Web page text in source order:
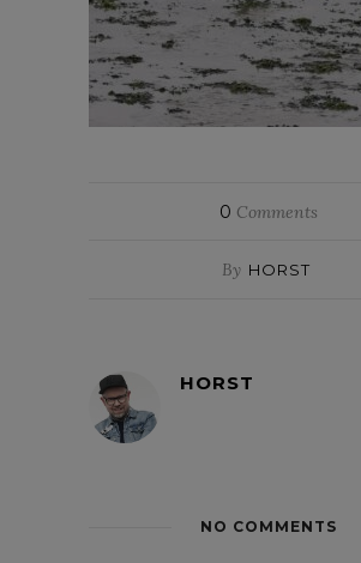
0 Comments
By HORST
HORST
NO COMMENTS